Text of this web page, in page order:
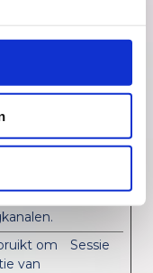
te
over het
de
op
om
van
Sessie